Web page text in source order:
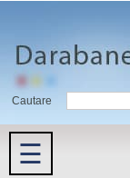
Cautare
☰